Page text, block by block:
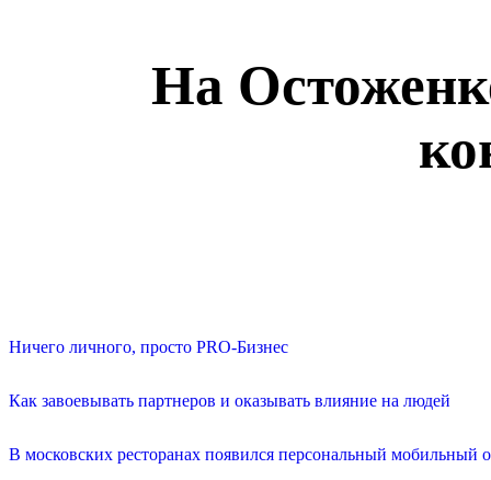
На
Ничего личного, просто PRO-Бизнес
Как завоевывать партнеров и оказывать влияние на людей
В московских ресторанах появился персональный мобильный